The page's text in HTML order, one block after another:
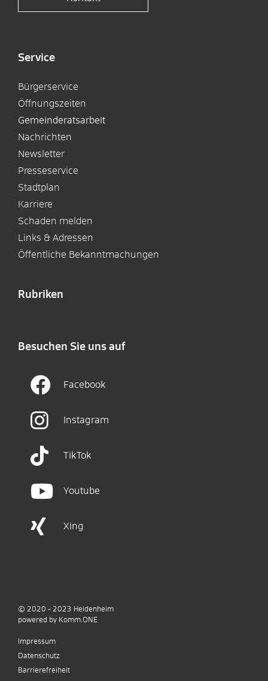
Service
Bürgerservice
Öffnungszeiten
Gemeinderatsarbeit
Nachrichten
Newsletter
Presseservice
Stadtplan
Karriere
Schaden melden
Links & Adressen
Öffentliche Bekanntmachungen
Rubriken
Besuchen Sie uns auf
Facebook
Instagram
TikTok
Youtube
Xing
© 2020 - 2023 Heidenheim
powered by Komm.ONE
Impressum
Datenschutz
Barrierefreiheit